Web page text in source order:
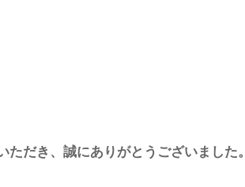
だき、誠にありがとうございました。